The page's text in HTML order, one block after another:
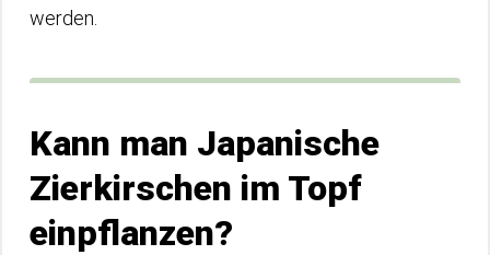
werden.
Kann man Japanische
Zierkirschen im Topf
einpflanzen?